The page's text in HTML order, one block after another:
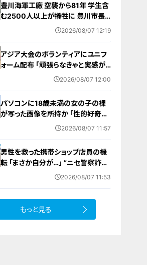
豊川海軍工廠 空襲から81年 学生含
む2500人以上が犠牲に 豊川市長
｢恒久平和に向けて全力を尽くす｣ 平
2026/08/07 12:19
アジア大会のボランティアにユニフ
ォーム配布 ｢頑張らなきゃと実感が
湧いた｣ 名古屋･中区の愛知県体育
2026/08/07 12:00
パソコンに18歳未満の女の子の裸
が写った画像を所持か ｢性的好奇心
を満たす目的｣ 小学校講師の38歳
2026/08/07 11:57
男性を救った携帯ショップ店員の機
転 ｢まさか自分が…｣ “ニセ警察詐
欺”を間一髪で防ぐ 被害者が語る事
2026/08/07 11:53
もっと見る